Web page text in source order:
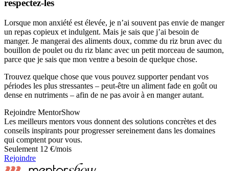
respectez-les
Lorsque mon anxiété est élevée, je n’ai souvent pas envie de manger
un repas copieux et indulgent. Mais je sais que j’ai besoin de
manger. Je mangerai des aliments doux, comme du riz brun avec du
bouillon de poulet ou du riz blanc avec un petit morceau de saumon,
parce que je sais que mon ventre a besoin de quelque chose.
Trouvez quelque chose que vous pouvez supporter pendant vos
périodes les plus stressantes – peut-être un aliment fade en goût ou
dense en nutriments – afin de ne pas avoir à en manger autant.
Rejoindre MentorShow
Les meilleurs mentors vous donnent des solutions concrètes et des
conseils inspirants pour progresser sereinement dans les domaines
qui comptent pour vous.
Seulement 12 €/mois
Rejoindre